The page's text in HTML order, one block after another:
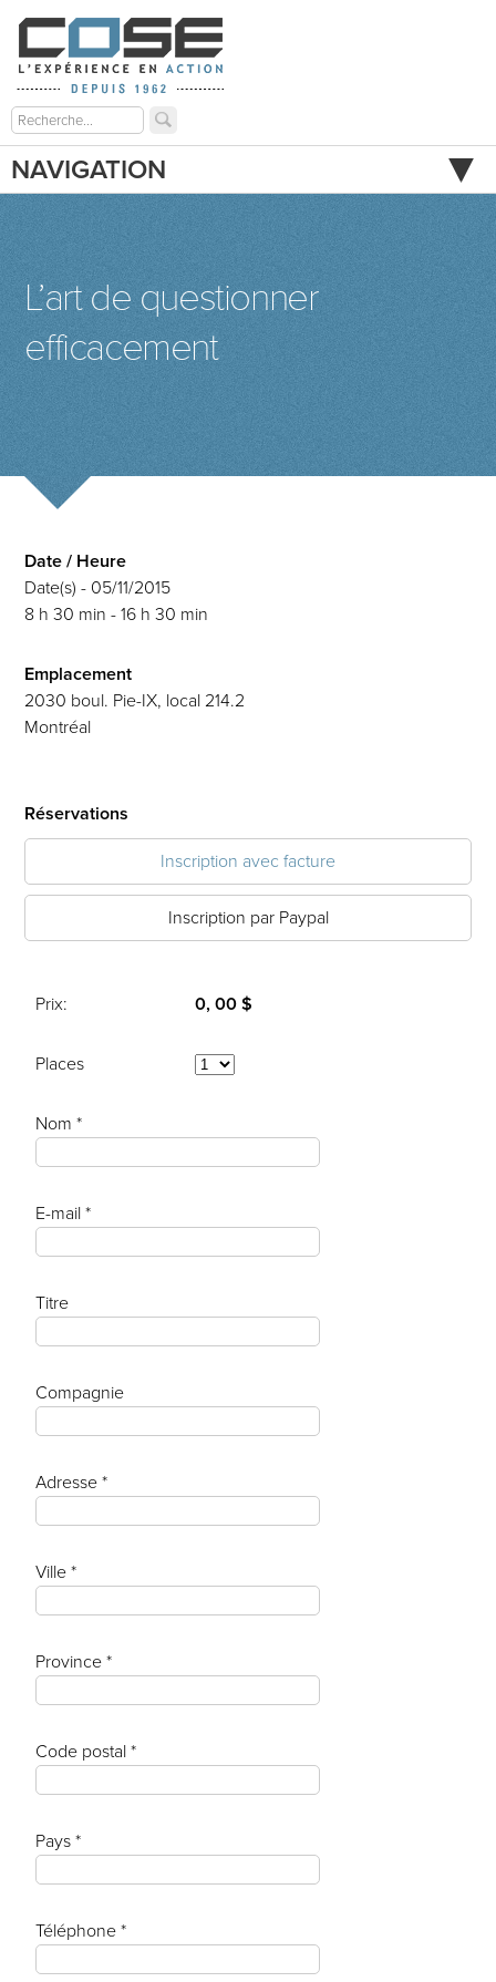
NAVIGATION
L’art de questionner
efficacement
Date / Heure
Date(s) - 05/11/2015
8 h 30 min - 16 h 30 min
Emplacement
2030 boul. Pie-IX, local 214.2
Montréal
Réservations
Inscription avec facture
Inscription par Paypal
Prix: 0, 00 $
Places
Nom *
E-mail *
Titre
Compagnie
Adresse *
Ville *
Province *
Code postal *
Pays *
Téléphone *